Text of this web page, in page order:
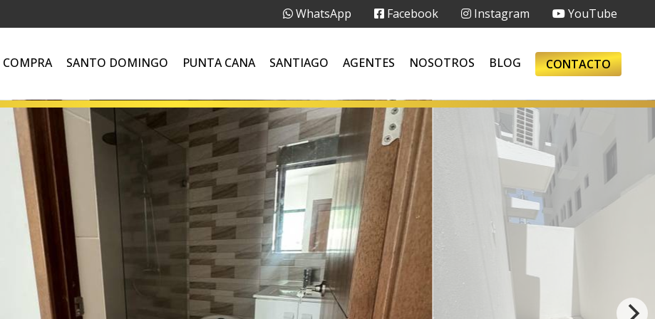
WhatsApp Facebook Instagram YouTube
COMPRA SANTO DOMINGO PUNTA CANA SANTIAGO AGENTES NOSOTROS BLOG CONTACTO